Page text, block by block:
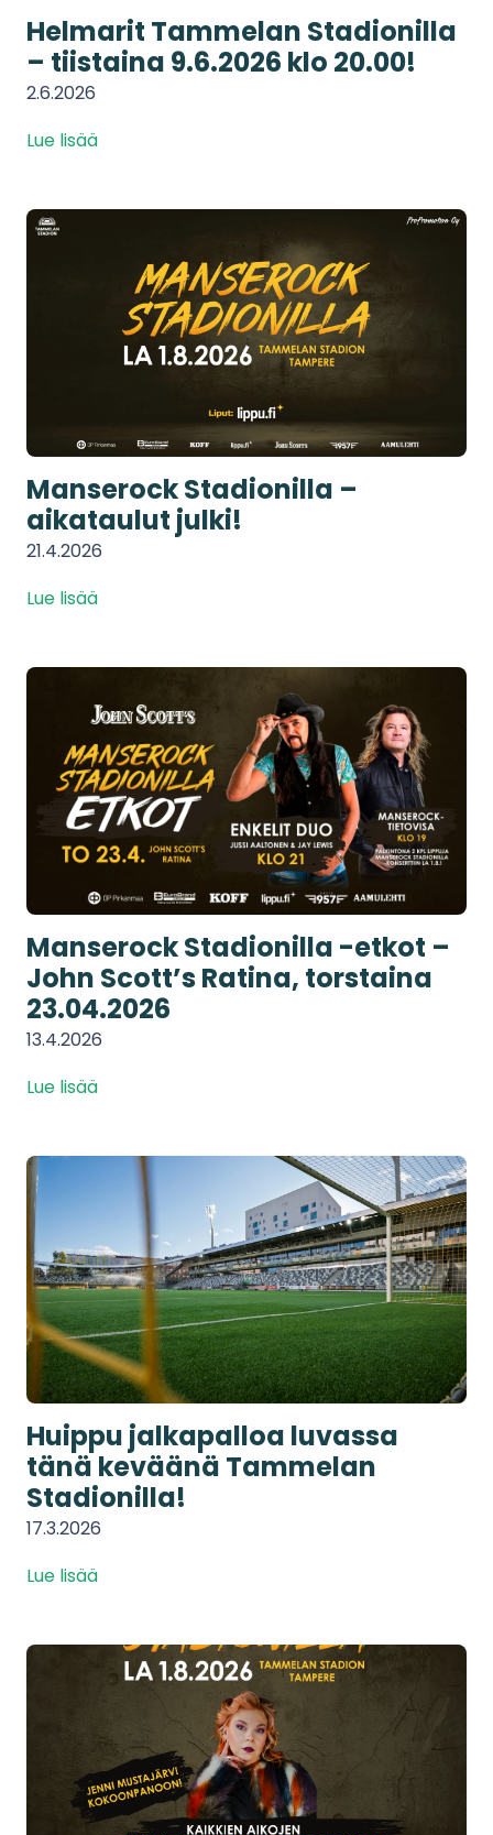
Helmarit Tammelan Stadionilla
– tiistaina 9.6.2026 klo 20.00!
2.6.2026
Lue lisää
Manserock Stadionilla –
aikataulut julki!
21.4.2026
Lue lisää
Manserock Stadionilla -etkot –
John Scott’s Ratina, torstaina
23.04.2026
13.4.2026
Lue lisää
Huippu jalkapalloa luvassa
tänä keväänä Tammelan
Stadionilla!
17.3.2026
Lue lisää